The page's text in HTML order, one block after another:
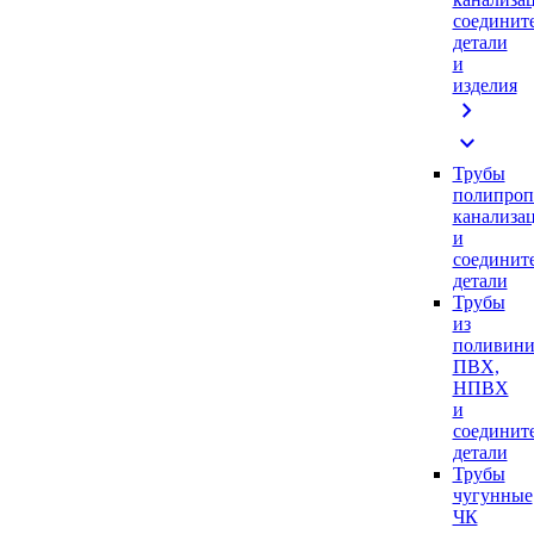
детали
и
изделия
chevron_right
expand_more
Трубы
и
детали
Трубы
из
ПВХ,
НПВХ
и
детали
Трубы
чугунные
ЧК